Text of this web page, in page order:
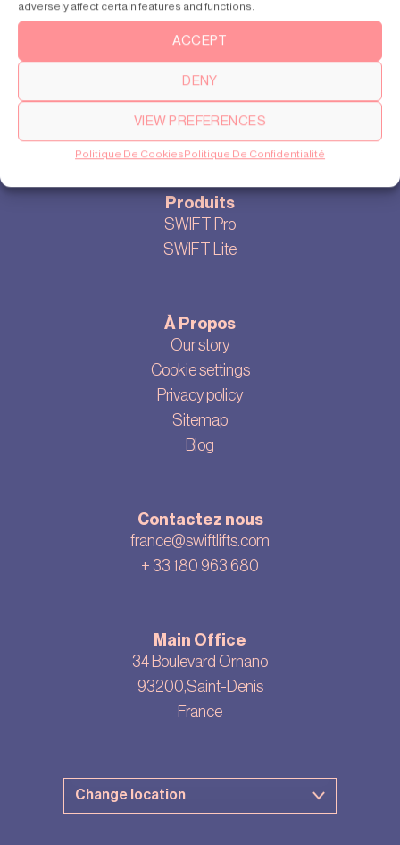
adversely affect certain features and functions.
ACCEPT
DENY
VIEW PREFERENCES
Politique De CookiesPolitique De Confidentialité
For more info about how to buy a home elevator >>
For some SWIFT inspiration >>
Produits
SWIFT Pro
SWIFT Lite
À Propos
Our story
Cookie settings
Privacy policy
Sitemap
Blog
Contactez nous
france@swiftlifts.com
+ 33 180 963 680
Main Office
34 Boulevard Ornano
93200,Saint-Denis
France